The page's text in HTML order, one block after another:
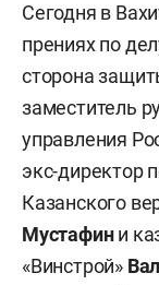
Сегодня в
прениях по
сторона
заместитель
управления
экс-директор
Казанского
Мустафини
«Винстрой»